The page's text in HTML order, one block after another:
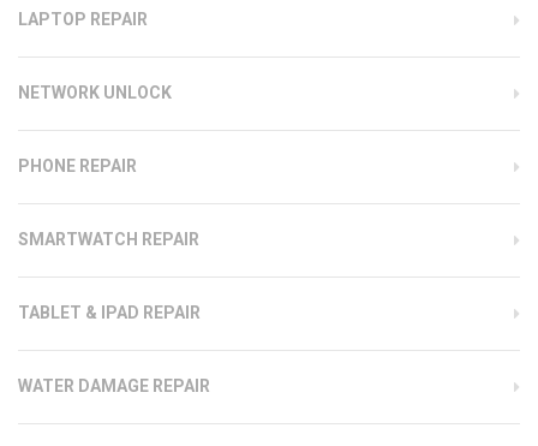
LAPTOP REPAIR
NETWORK UNLOCK
PHONE REPAIR
SMARTWATCH REPAIR
TABLET & IPAD REPAIR
WATER DAMAGE REPAIR